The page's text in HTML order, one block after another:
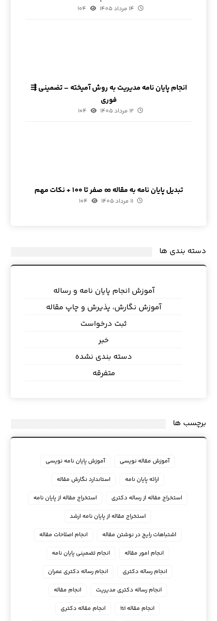
۱۴ مرداد ۱۴۰۵ ۱۰۴
انجام پایان نامه مدیریت به روش آمیخته – تضمینی ⇶
فوری
۱۲ مرداد ۱۴۰۵ ۱۰۴
تبدیل پایان نامه به مقاله ∞ صفر تا ۱۰۰ + نکات مهم
۱۱ مرداد ۱۴۰۵ ۱۰۴
دسته بندی ها
آموزش انجام پایان نامه و رساله
آموزش نگارش، پذیرش و چاپ مقاله
ثبت درخواست
خبر
دسته بندی نشده
متفرقه
برچسب ها
آموزش مقاله نویسی
آموزش پایان نامه نویسی
ارائه پایان نامه
استاندارد نگارش مقاله
استخراج مقاله از رساله دکتری
استخراج مقاله از پایان نامه
استخراج مقاله از پایان نامه ارشد
اشتباهات رایج در نوشتن مقاله
انجام اصلاحات مقاله
انجام امور مقاله
انجام تضمینی پایان نامه
انجام رساله دکتری
انجام رساله دکتری عمران
انجام رساله دکتری مدیریت
انجام مقاله
انجام مقاله isi
انجام مقاله دکتری